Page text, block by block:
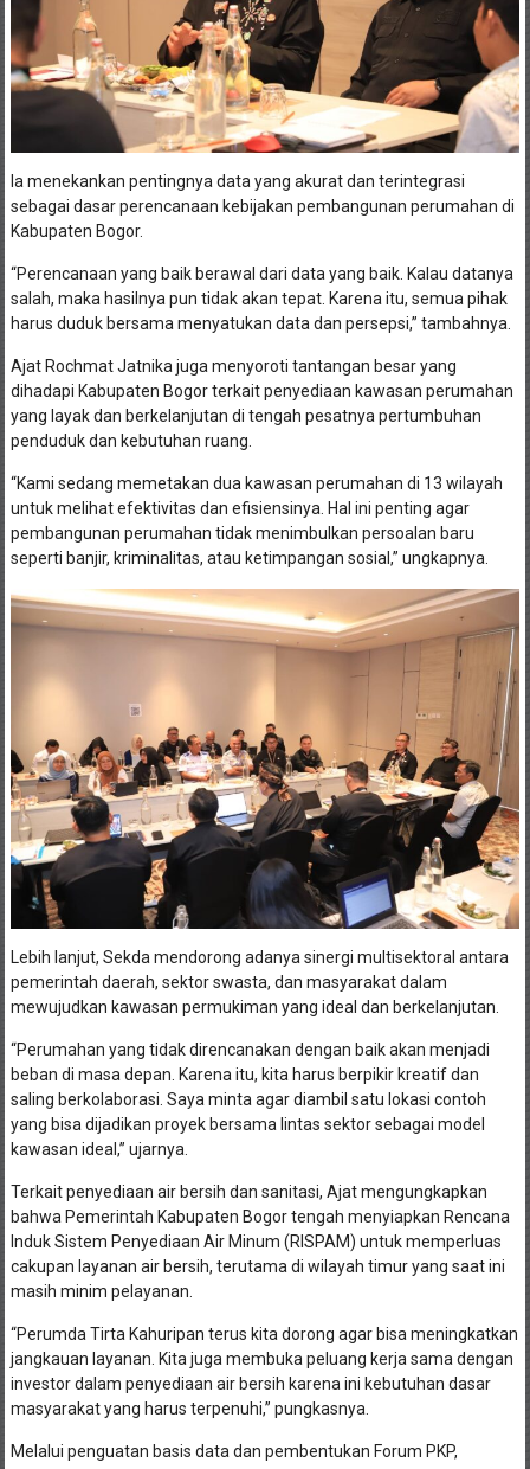
Ia menekankan pentingnya data yang akurat dan terintegrasi
sebagai dasar perencanaan kebijakan pembangunan perumahan di
Kabupaten Bogor.
“Perencanaan yang baik berawal dari data yang baik. Kalau datanya
salah, maka hasilnya pun tidak akan tepat. Karena itu, semua pihak
harus duduk bersama menyatukan data dan persepsi,” tambahnya.
Ajat Rochmat Jatnika juga menyoroti tantangan besar yang
dihadapi Kabupaten Bogor terkait penyediaan kawasan perumahan
yang layak dan berkelanjutan di tengah pesatnya pertumbuhan
penduduk dan kebutuhan ruang.
“Kami sedang memetakan dua kawasan perumahan di 13 wilayah
untuk melihat efektivitas dan efisiensinya. Hal ini penting agar
pembangunan perumahan tidak menimbulkan persoalan baru
seperti banjir, kriminalitas, atau ketimpangan sosial,” ungkapnya.
Lebih lanjut, Sekda mendorong adanya sinergi multisektoral antara
pemerintah daerah, sektor swasta, dan masyarakat dalam
mewujudkan kawasan permukiman yang ideal dan berkelanjutan.
“Perumahan yang tidak direncanakan dengan baik akan menjadi
beban di masa depan. Karena itu, kita harus berpikir kreatif dan
saling berkolaborasi. Saya minta agar diambil satu lokasi contoh
yang bisa dijadikan proyek bersama lintas sektor sebagai model
kawasan ideal,” ujarnya.
Terkait penyediaan air bersih dan sanitasi, Ajat mengungkapkan
bahwa Pemerintah Kabupaten Bogor tengah menyiapkan Rencana
Induk Sistem Penyediaan Air Minum (RISPAM) untuk memperluas
cakupan layanan air bersih, terutama di wilayah timur yang saat ini
masih minim pelayanan.
“Perumda Tirta Kahuripan terus kita dorong agar bisa meningkatkan
jangkauan layanan. Kita juga membuka peluang kerja sama dengan
investor dalam penyediaan air bersih karena ini kebutuhan dasar
masyarakat yang harus terpenuhi,” pungkasnya.
Melalui penguatan basis data dan pembentukan Forum PKP,